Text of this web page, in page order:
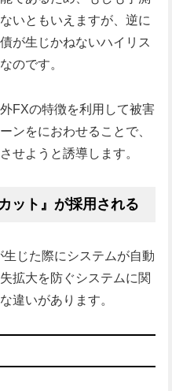
いともいえますが、逆に
が生じかねないハイリス
のです。
FXの特徴を利用して被害
ンをにおわせることで、
せようと誘導します。
ット』が採用される
じた際にシステムが自動
拡大を防ぐシステムに関
違いがあります。